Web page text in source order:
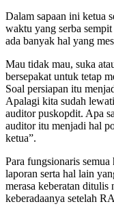
Dalam sapaan ini ketua
waktu yang serba
ada banyak hal yang
Mau tidak mau, suka
bersepakat untuk tetap
Soal persiapan itu
Apalagi kita sudah
auditor puskopdit. Apa
auditor itu menjadi hal
ketua”.
Para fungsionaris
laporan serta hal lain
merasa keberatan ditulis
keberadaanya setelah